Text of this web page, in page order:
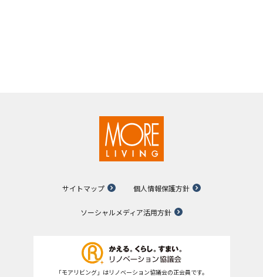
サイトマップ 個人情報保護方針
ソーシャルメディア活用方針
「モアリビング」はリノベーション協議会の正会員です。